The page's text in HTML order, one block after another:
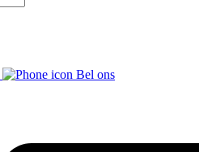
Bel ons